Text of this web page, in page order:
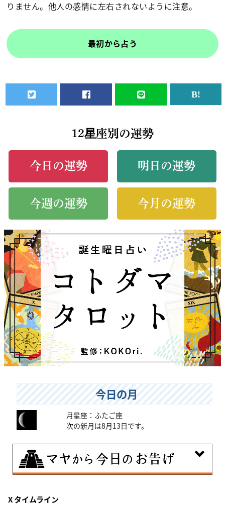
りません。他人の感情に左右されないように注意。
最初から占う
12星座別の運勢
今日の運勢 明日の運勢
今週の運勢 今月の運勢
今日の月
月星座：ふたご座
次の新月は8月13日です。
興味のある分野で、熟練を志す日。なんとなくではな
X タイムライン